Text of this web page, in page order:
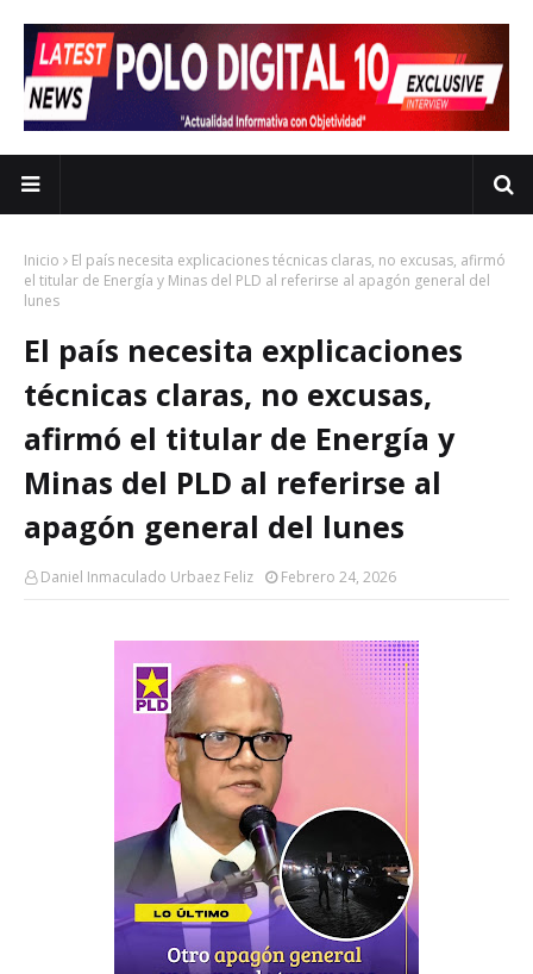
Inicio
El país necesita explicaciones técnicas claras, no excusas, afirmó
el titular de Energía y Minas del PLD al referirse al apagón general del
lunes
El país necesita explicaciones
técnicas claras, no excusas,
afirmó el titular de Energía y
Minas del PLD al referirse al
apagón general del lunes
Daniel Inmaculado Urbaez Feliz Febrero 24, 2026